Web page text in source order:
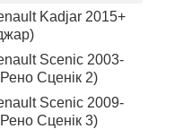
Kadjar 2015+
Scenic 2003-
Сценік 2)
Scenic 2009-
Сценік 3)